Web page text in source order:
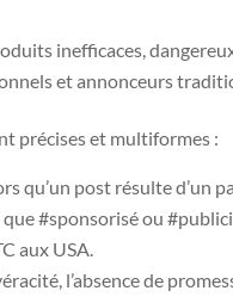
inefficaces,
et annonceurs
précises et multiformes :
qu’un post résulte d’un
#sponsorisé ou
aux USA.
l’absence de